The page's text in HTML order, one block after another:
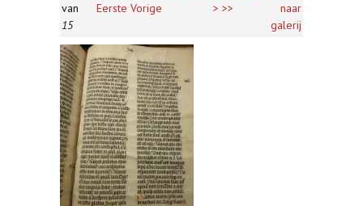
van
15
Eerste Vorige
> >>
naar
galerij